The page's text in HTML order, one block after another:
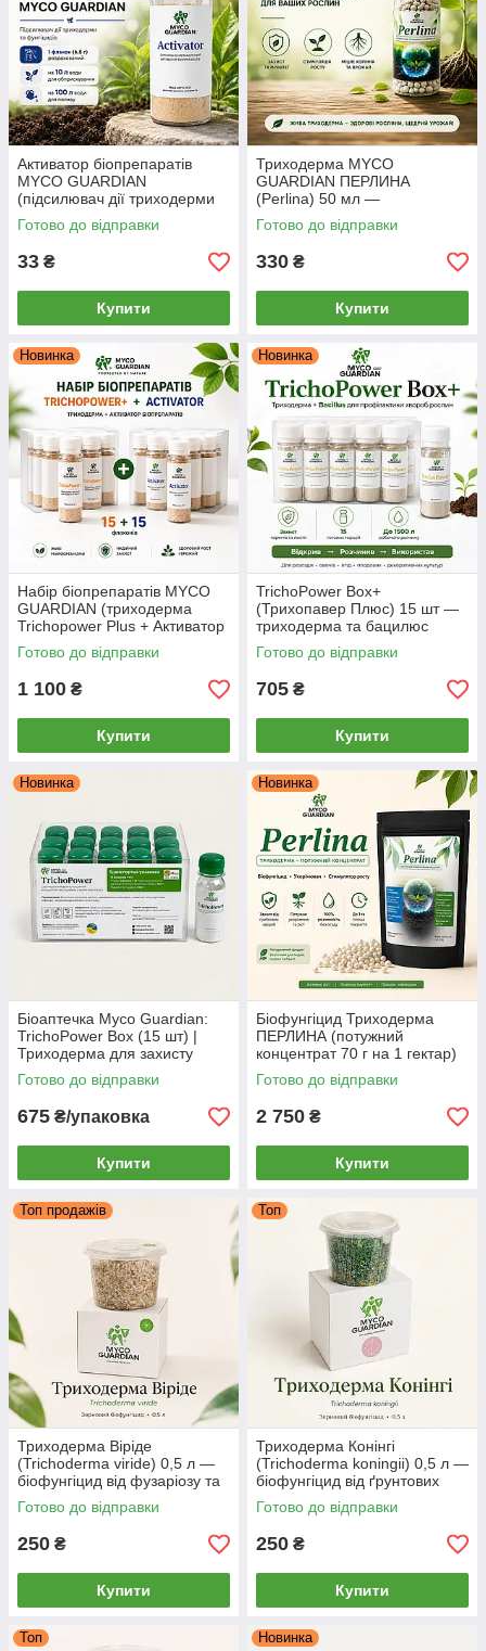
Активатор біопрепаратів
MYCO GUARDIAN
(підсилювач дії триходерми
та фунгіцидів), 6.5 г
Готово до відправки
33 ₴
Купити
Триходерма MYCO
GUARDIAN ПЕРЛИНА
(Perlina) 50 мл —
біофунгіцид-концентрат,
стимулятор, антистресант
Готово до відправки
330 ₴
Купити
Новинка
Набір біопрепаратів MYCO
GUARDIAN (триходерма
Trichopower Plus + Активатор
Біопрепаратів), 15 + 15
флаконів
Готово до відправки
1 100 ₴
Купити
Новинка
TrichoPower Box+
(Трихопавер Плюс) 15 шт —
триходерма та бацилюс
(сінна паличка) від хвороб
рослин Myco Guardian
Готово до відправки
705 ₴
Купити
Новинка
Біоаптечка Myco Guardian:
TrichoPower Box (15 шт) |
Триходерма для захисту
рослин від грибкових хвороб |
1 фл = 1 обробка на 10 л
Готово до відправки
675 ₴/упаковка
Купити
Новинка
Біофунгіцид Триходерма
ПЕРЛИНА (потужний
концентрат 70 г на 1 гектар)
– MYCO GUARDIAN,
укорінювач та стимулятор
Готово до відправки
2 750 ₴
Купити
Топ продажів
Триходерма Віріде
(Trichoderma viride) 0,5 л —
біофунгіцид від фузаріозу та
гнилей, зерновий міцелій
MYCO GUARDIAN
Готово до відправки
250 ₴
Купити
Топ
Триходерма Конінгі
(Trichoderma koningii) 0,5 л —
біофунгіцид від ґрунтових
хвороб, зерновий міцелій
MYCO GUARDIAN
Готово до відправки
250 ₴
Купити
Топ Новинка